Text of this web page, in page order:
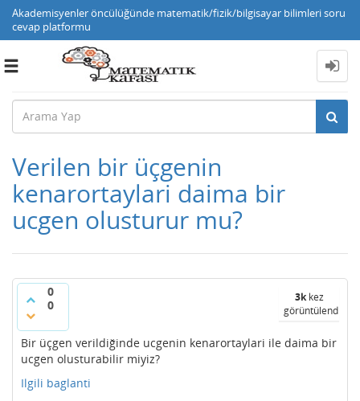
Akademisyenler öncülüğünde matematik/fizik/bilgisayar bilimleri soru
cevap platformu
Toggle
Verilen bir üçgenin
kenarortaylari daima bir
ucgen olusturur mu?
0
0
3kkez
görüntülendi
Bir üçgen verildiğinde ucgenin kenarortaylari ile daima bir
ucgen olusturabilir miyiz?
Ilgili baglanti